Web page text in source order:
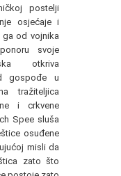
postelji
osjećaje i
od vojnika
svoje
otkriva
gospođe u
tražiteljica
i crkvene
Spee sluša
osuđene
misli da
zato što